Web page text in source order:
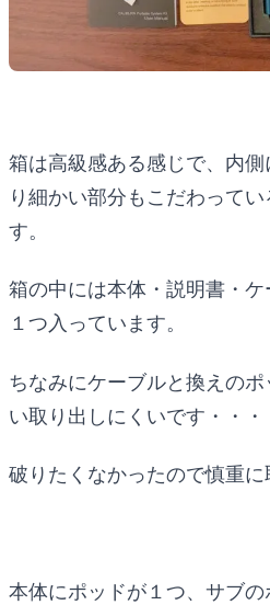
箱は高級感ある感じで、内
り細かい部分もこだわって
す。
箱の中には本体・説明書・
１つ入っています。
ちなみにケーブルと換えの
い取り出しにくいです・・・
破りたくなかったので慎重に
本体にポッドが１つ、サブ